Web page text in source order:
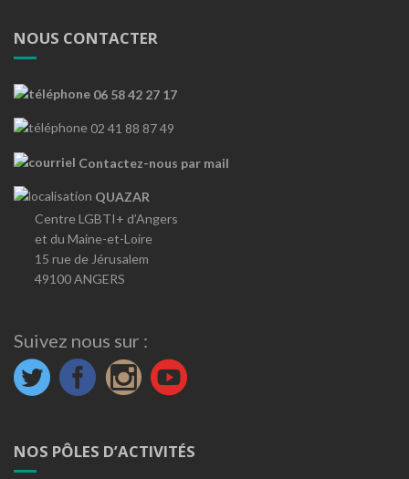
NOUS CONTACTER
06 58 42 27 17
02 41 88 87 49
Contactez-nous par mail
QUAZAR
Centre LGBTI+ d’Angers
et du Maine-et-Loire
15 rue de Jérusalem
49100 ANGERS
Suivez nous sur :
NOS PÔLES D’ACTIVITÉS